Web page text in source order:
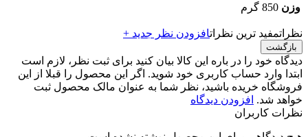
وزن 850 گرم
نظراتمفید ترین نظراتافزودن نظر جدید +
بازگشت
دیدگاه خود را در باره این کالا بیان کنید برای ثبت نظر، لازم است
ابتدا وارد حساب کاربری خود شوید. اگر این محصول را قبلا از این
فروشگاه خریده باشید، نظر شما به عنوان مالک محصول ثبت
خواهد شد. افزودن دیدگاه
نظرات کاربران